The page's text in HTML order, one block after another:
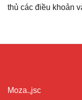
thủ các điều khoản
Moza.,jsc